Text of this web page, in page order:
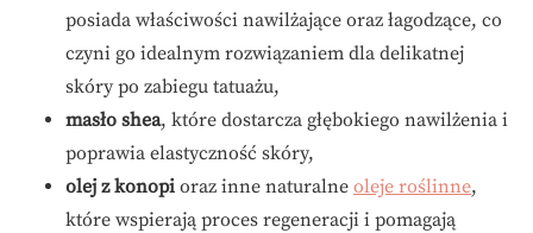
posiada właściwości nawilżające oraz łagodzące, co
czyni go idealnym rozwiązaniem dla delikatnej
skóry po zabiegu tatuażu,
masło shea, które dostarcza głębokiego nawilżenia i
poprawia elastyczność skóry,
olej z konopi oraz inne naturalne oleje roślinne,
które wspierają proces regeneracji i pomagają